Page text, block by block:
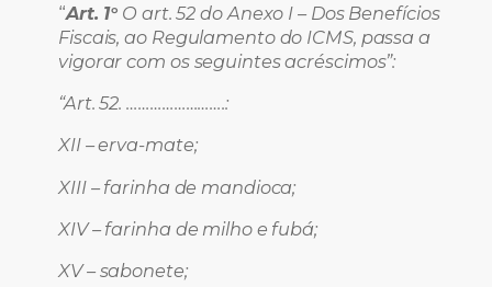
“Art. 1° O art. 52 do Anexo I – Dos Benefícios
Fiscais, ao Regulamento do ICMS, passa a
vigorar com os seguintes acréscimos”:
“Art. 52. …………………….:
XII – erva-mate;
XIII – farinha de mandioca;
XIV – farinha de milho e fubá;
XV – sabonete;